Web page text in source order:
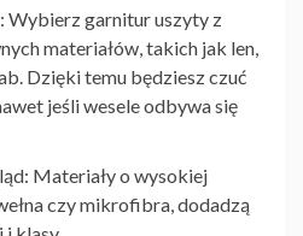
: Wybierz garnitur uszyty z
materiałów, takich jak len,
Dzięki temu będziesz czuć
jeśli wesele odbywa się
: Materiały o wysokiej
czy mikrofibra, dodadzą